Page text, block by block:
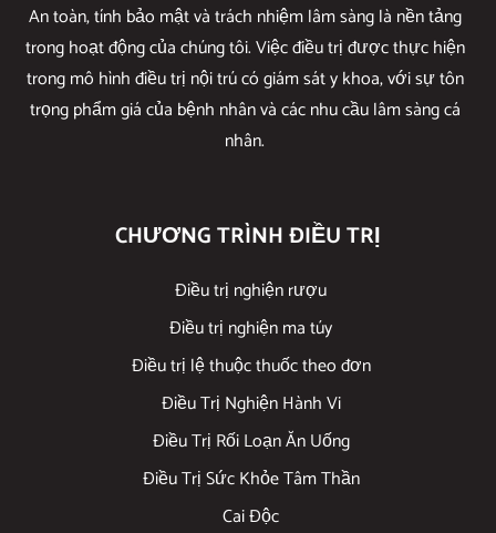
An toàn, tính bảo mật và trách nhiệm lâm sàng là nền tảng
trong hoạt động của chúng tôi. Việc điều trị được thực hiện
trong mô hình điều trị nội trú có giám sát y khoa, với sự tôn
trọng phẩm giá của bệnh nhân và các nhu cầu lâm sàng cá
nhân.
CHƯƠNG TRÌNH ĐIỀU TRỊ
Điều trị nghiện rượu
Điều trị nghiện ma túy
Điều trị lệ thuộc thuốc theo đơn
Điều Trị Nghiện Hành Vi
Điều Trị Rối Loạn Ăn Uống
Điều Trị Sức Khỏe Tâm Thần
Cai Độc